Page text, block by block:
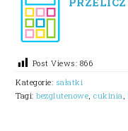
Post Views: 866
Kategorie: sałatki
Tagi:bezglutenowe ,cukinia